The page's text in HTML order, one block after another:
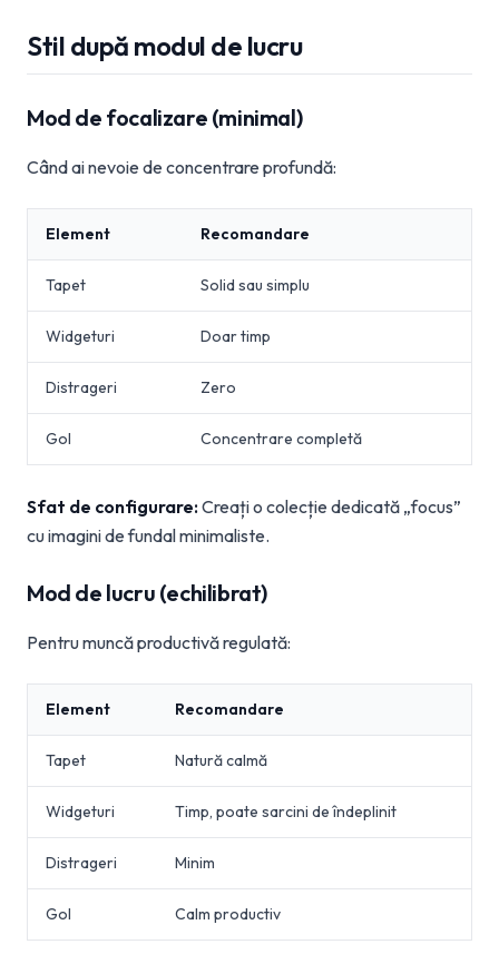
Stil după modul de lucru
Mod de focalizare (minimal)
Când ai nevoie de concentrare profundă:
Element Recomandare
Tapet Solid sau simplu
Widgeturi Doar timp
Distrageri Zero
Gol Concentrare completă
Sfat de configurare:Creați o colecție dedicată „focus”
cu imagini de fundal minimaliste.
Mod de lucru (echilibrat)
Pentru muncă productivă regulată:
Element Recomandare
Tapet Natură calmă
Widgeturi Timp, poate sarcini de îndeplinit
Distrageri Minim
Gol Calm productiv